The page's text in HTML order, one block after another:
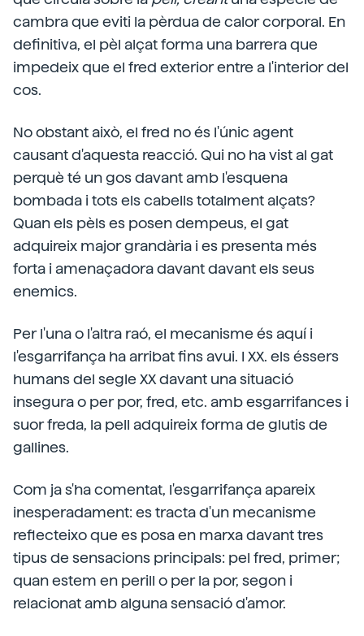
cambra que eviti la pèrdua de calor corporal. En
definitiva, el pèl alçat forma una barrera que
impedeix que el fred exterior entre a l'interior del
cos.
No obstant això, el fred no és l'únic agent
causant d'aquesta reacció. Qui no ha vist al gat
perquè té un gos davant amb l'esquena
bombada i tots els cabells totalment alçats?
Quan els pèls es posen dempeus, el gat
adquireix major grandària i es presenta més
forta i amenaçadora davant davant els seus
enemics.
Per l'una o l'altra raó, el mecanisme és aquí i
l'esgarrifança ha arribat fins avui. I XX. els éssers
humans del segle XX davant una situació
insegura o per por, fred, etc. amb esgarrifances i
suor freda, la pell adquireix forma de glutisde
gallines.
Com ja s'ha comentat, l'esgarrifança apareix
inesperadament: es tracta d'un mecanisme
reflecteixo que es posa en marxa davant tres
tipus de sensacions principals: pel fred, primer;
quan estem en perill o per la por, segon i
relacionat amb alguna sensació d'amor.